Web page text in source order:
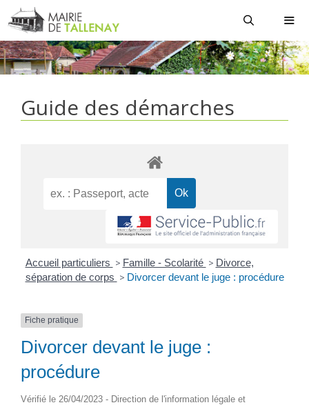
Aller
au
contenu
Guide des démarches
Accueil particuliers > Famille - Scolarité > Divorce,
séparation de corps > Divorcer devant le juge : procédure
Fiche pratique
Divorcer devant le juge :
procédure
Vérifié le 26/04/2023 - Direction de l'information légale et